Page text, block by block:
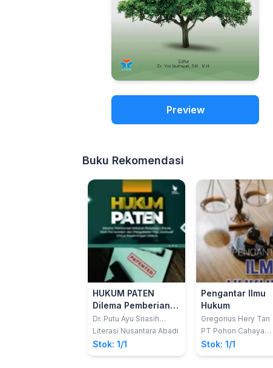
Preview
Buku Rekomendasi
HUKUM PATEN
Dilema Pemberian
Imbalan Pelaksaan
Paten oleh
Pemerintah dan
Pengabaian Hak
Dr. Putu Ayu Sriasih
Wesna, S.H., M.Kn.
Literasi Nusantara Abadi
Stok: 1/1
Pengantar Ilmu
Hukum
Gregorius Hery Tan
PT Pohon Cahaya
Semesta
Stok: 1/1